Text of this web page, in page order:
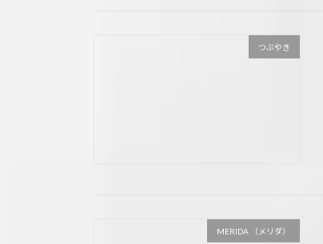
つぶやき
MERIDA （メリダ）